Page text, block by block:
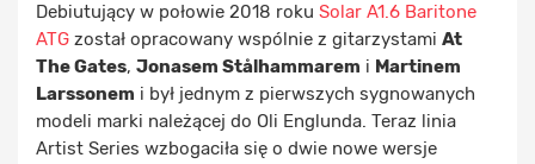
Debiutujący w połowie 2018 roku Solar A1.6 Baritone
ATG został opracowany wspólnie z gitarzystami At
The Gates, Jonasem Stålhammarem i Martinem
Larssonem i był jednym z pierwszych sygnowanych
modeli marki należącej do Oli Englunda. Teraz linia
Artist Series wzbogaciła się o dwie nowe wersje